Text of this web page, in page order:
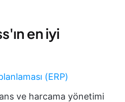
en iyi
(ERP)
ve harcama yönetimi